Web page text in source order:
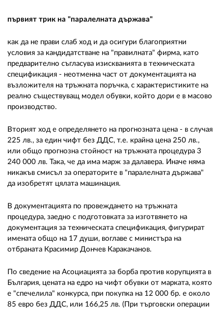
първият трик на "паралелната държава"
как да не прави слаб ход и да осигури благоприятни
условия за кандидатстване на "правилната" фирма, като
предварително съгласува изискванията в техническата
спецификация - неотменна част от документацията на
възложителя на тръжната поръчка, с характеристиките на
реално съществуващ модел обувки, който дори е в масово
производство.
Вторият ход е определянето на прогнозната цена - в случая
225 лв., за един чифт без ДДС, т.е. крайна цена 250 лв.,
или общо прогнозна стойност на тръжната процедура 3
240 000 лв. Така, че да има марж за далавера. Иначе няма
никакъв смисъл за операторите в "паралелната държава"
да изобретят цялата машинация.
В документацията по провеждането на тръжната
процедура, заедно с подготовката за изготвянето на
документация за техническата спецификация, фигурират
имената общо на 17 души, воглаве с министъра на
отбраната Красимир Дончев Каракачанов.
По сведение на Асоциацията за борба против корупцията в
България, цената на едро на чифт обувки от марката, която
е "спечелила" конкурса, при покупка на 12 000 бр. е около
85 евро без ДДС, или 166,25 лв. (При търговски операции